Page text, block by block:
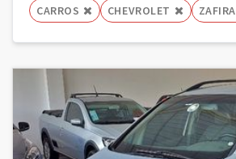
CARROS CHEVROLET ZAFIRA